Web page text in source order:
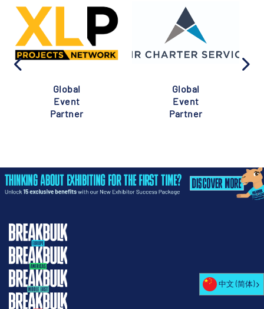
Global
Event
Partner
Global
Event
Partner
中文 (简体)